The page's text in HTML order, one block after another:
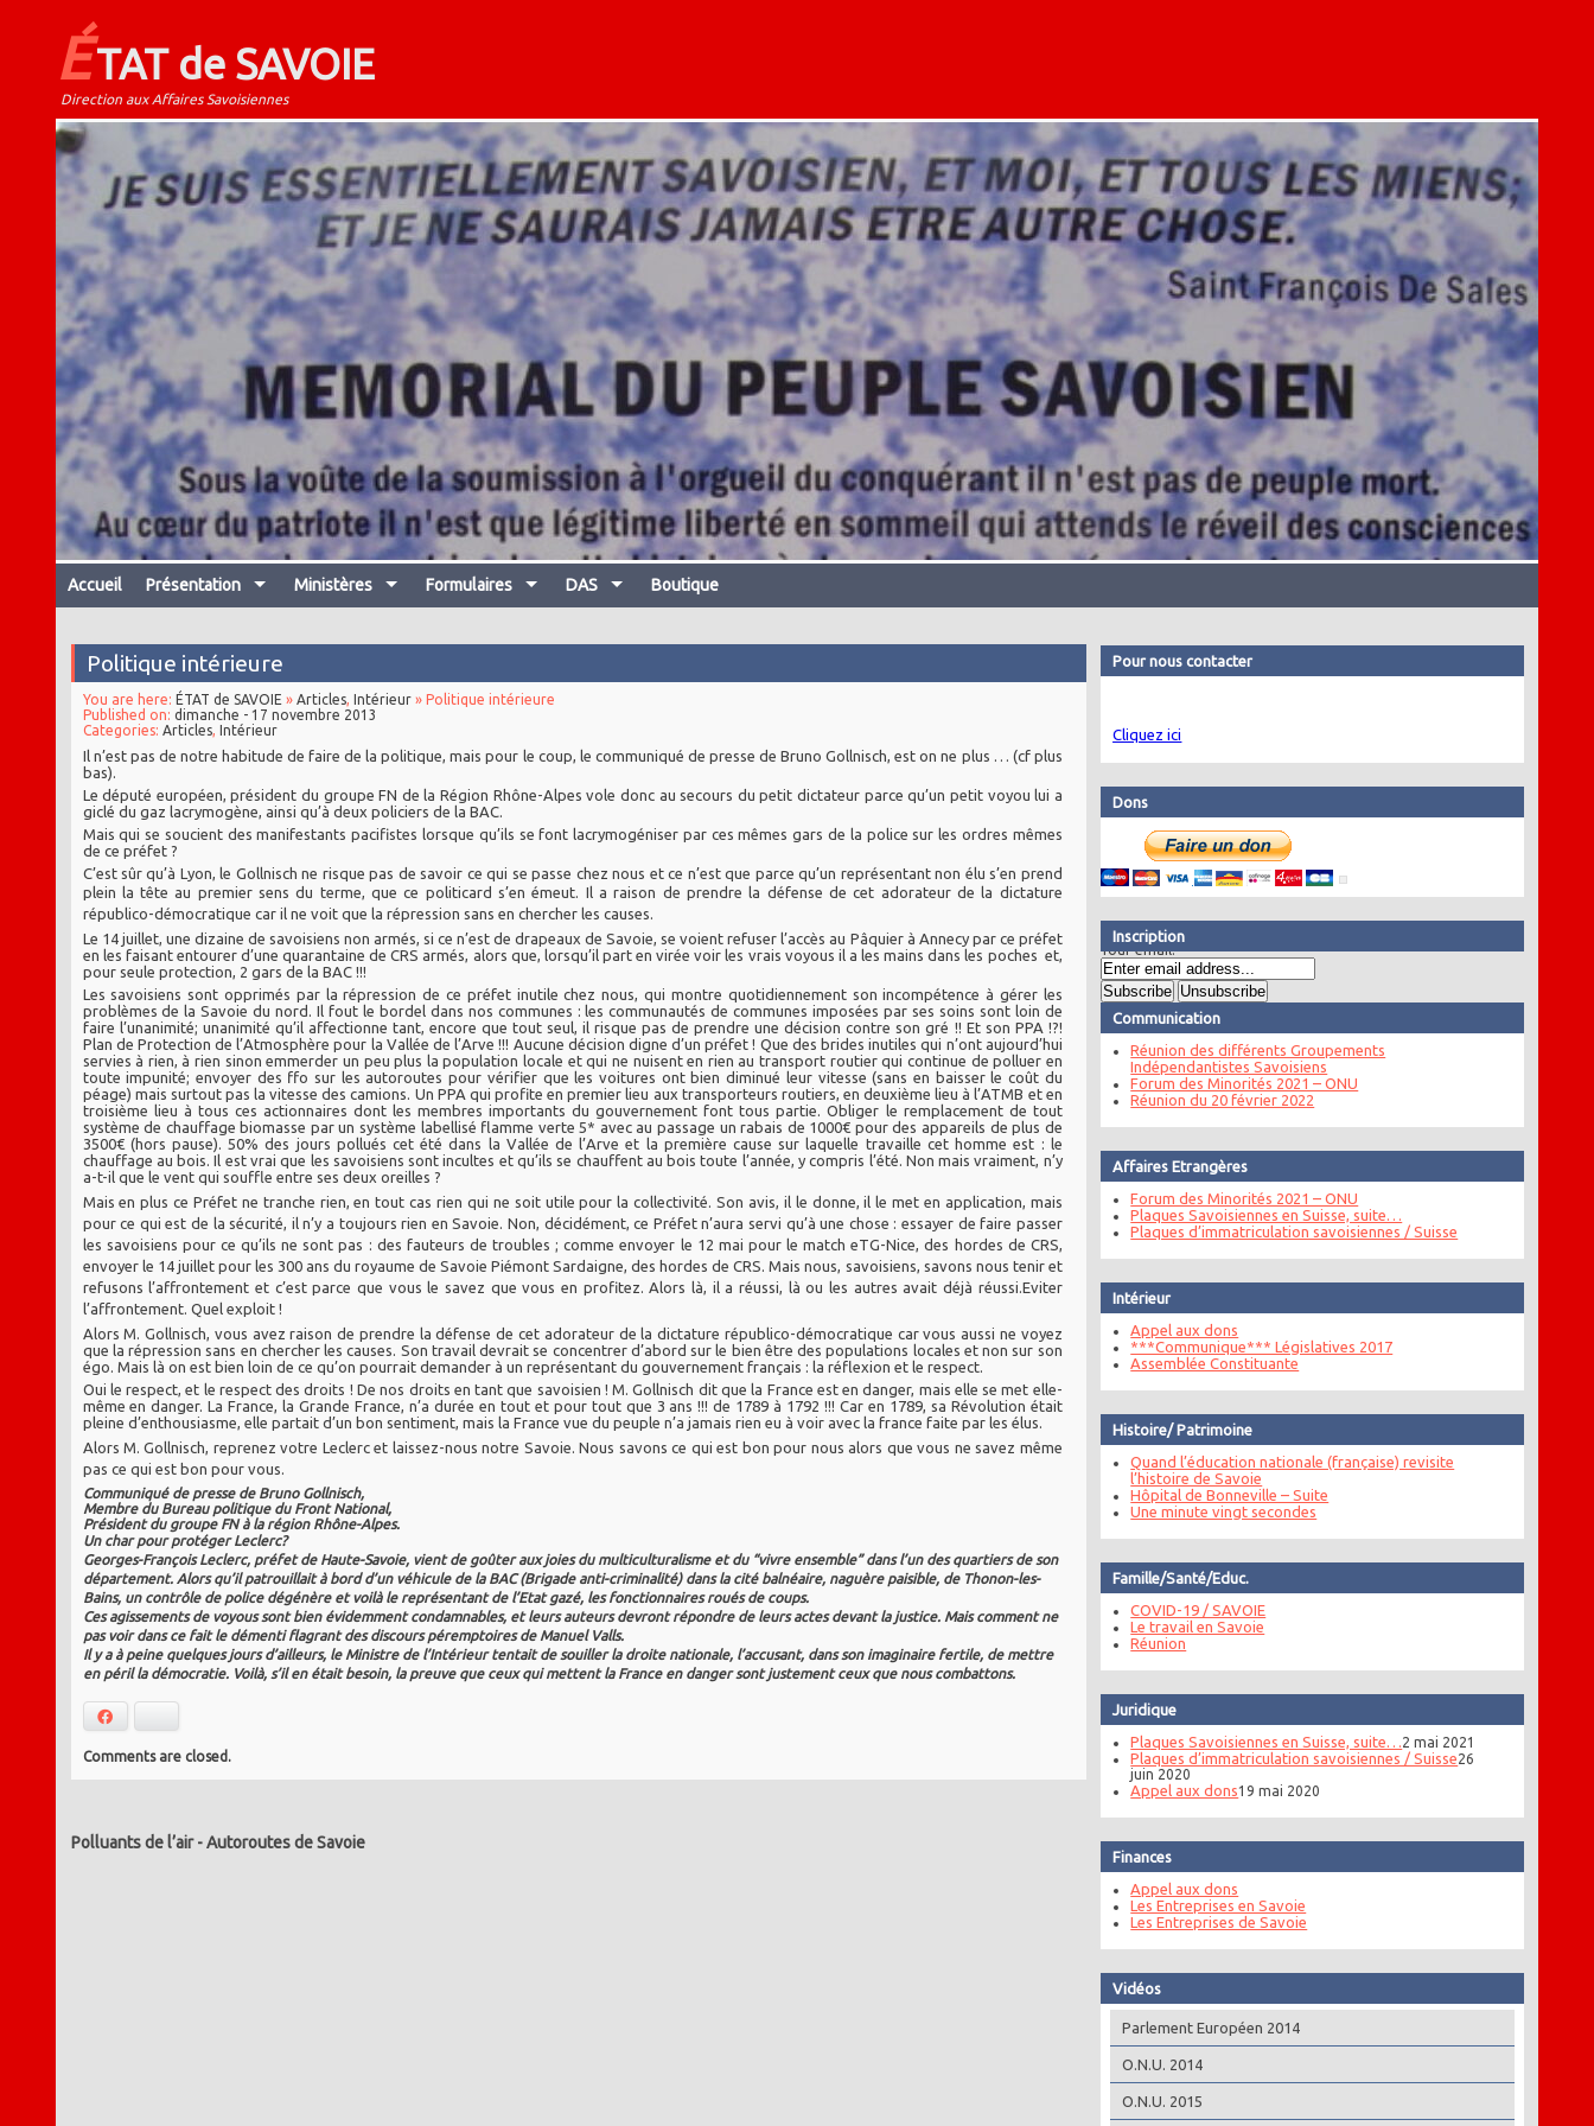
ÉTAT de SAVOIE
Direction aux Affaires Savoisiennes
Accueil Présentation Ministères Formulaires DAS Boutique
Politique intérieure
You are here: ÉTAT de SAVOIE » Articles, Intérieur» Politique intérieure
Published on: dimanche - 17 novembre 2013
Categories: Articles, Intérieur
Il n’est pas de notre habitude de faire de la politique, mais pour le coup, le communiqué de presse de Bruno Gollnisch, est on ne plus … (cf plus
bas).
Le député européen, président du groupe FN de la Région Rhône-Alpes vole donc au secours du petit dictateur parce qu’un petit voyou lui a
giclé du gaz lacrymogène, ainsi qu’à deux policiers de la BAC.
Mais qui se soucient des manifestants pacifistes lorsque qu’ils se font lacrymogéniser par ces mêmes gars de la police sur les ordres mêmes
de ce préfet ?
C’est sûr qu’à Lyon, le Gollnisch ne risque pas de savoir ce qui se passe chez nous et ce n’est que parce qu’un représentant non élu s’en prend
plein la tête au premier sens du terme, que ce politicard s’en émeut. Il a raison de prendre la défense de cet adorateur de la dictature
républico-démocratique car il ne voit que la répression sans en chercher les causes.
Le 14 juillet, une dizaine de savoisiens non armés, si ce n’est de drapeaux de Savoie, se voient refuser l’accès au Pâquier à Annecy par ce préfet
en les faisant entourer d’une quarantaine de CRS armés, alors que, lorsqu’il part en virée voir les vrais voyous il a les mains dans les poches et,
pour seule protection, 2 gars de la BAC !!!
Les savoisiens sont opprimés par la répression de ce préfet inutile chez nous, qui montre quotidiennement son incompétence à gérer les
problèmes de la Savoie du nord. Il fout le bordel dans nos communes : les communautés de communes imposées par ses soins sont loin de
faire l’unanimité; unanimité qu’il affectionne tant, encore que tout seul, il risque pas de prendre une décision contre son gré !! Et son PPA !?!
Plan de Protection de l’Atmosphère pour la Vallée de l’Arve !!! Aucune décision digne d’un préfet ! Que des brides inutiles qui n’ont aujourd’hui
servies à rien, à rien sinon emmerder un peu plus la population locale et qui ne nuisent en rien au transport routier qui continue de polluer en
toute impunité; envoyer des ffo sur les autoroutes pour vérifier que les voitures ont bien diminué leur vitesse (sans en baisser le coût du
péage) mais surtout pas la vitesse des camions. Un PPA qui profite en premier lieu aux transporteurs routiers, en deuxième lieu à l’ATMB et en
troisième lieu à tous ces actionnaires dont les membres importants du gouvernement font tous partie. Obliger le remplacement de tout
système de chauffage biomasse par un système labellisé flamme verte 5* avec au passage un rabais de 1000€ pour des appareils de plus de
3500€ (hors pause). 50% des jours pollués cet été dans la Vallée de l’Arve et la première cause sur laquelle travaille cet homme est : le
chauffage au bois. Il est vrai que les savoisiens sont incultes et qu’ils se chauffent au bois toute l’année, y compris l’été. Non mais vraiment, n’y
a-t-il que le vent qui souffle entre ses deux oreilles ?
Mais en plus ce Préfet ne tranche rien, en tout cas rien qui ne soit utile pour la collectivité. Son avis, il le donne, il le met en application, mais
pour ce qui est de la sécurité, il n’y a toujours rien en Savoie. Non, décidément, ce Préfet n’aura servi qu’à une chose : essayer de faire passer
les savoisiens pour ce qu’ils ne sont pas : des fauteurs de troubles ; comme envoyer le 12 mai pour le match eTG-Nice, des hordes de CRS,
envoyer le 14 juillet pour les 300 ans du royaume de Savoie Piémont Sardaigne, des hordes de CRS. Mais nous, savoisiens, savons nous tenir et
refusons l’affrontement et c’est parce que vous le savez que vous en profitez. Alors là, il a réussi, là ou les autres avait déjà réussi.Eviter
l’affrontement. Quel exploit !
Alors M. Gollnisch, vous avez raison de prendre la défense de cet adorateur de la dictature républico-démocratique car vous aussi ne voyez
que la répression sans en chercher les causes. Son travail devrait se concentrer d’abord sur le bien être des populations locales et non sur son
égo. Mais là on est bien loin de ce qu’on pourrait demander à un représentant du gouvernement français : la réflexion et le respect.
Oui le respect, et le respect des droits ! De nos droits en tant que savoisien ! M. Gollnisch dit que la France est en danger, mais elle se met elle-
même en danger. La France, la Grande France, n’a durée en tout et pour tout que 3 ans !!! de 1789 à 1792 !!! Car en 1789, sa Révolution était
pleine d’enthousiasme, elle partait d’un bon sentiment, mais la France vue du peuple n’a jamais rien eu à voir avec la france faite par les élus.
Alors M. Gollnisch, reprenez votre Leclerc et laissez-nous notre Savoie. Nous savons ce qui est bon pour nous alors que vous ne savez même
pas ce qui est bon pour vous.
Communiqué de presse de Bruno Gollnisch,
Membre du Bureau politique du Front National,
Président du groupe FN à la région Rhône-Alpes.
Un char pour protéger Leclerc?
Georges-François Leclerc, préfet de Haute-Savoie, vient de goûter aux joies du multiculturalisme et du “vivre ensemble” dans l’un des quartiers de son
département. Alors qu’il patrouillait à bord d’un véhicule de la BAC (Brigade anti-criminalité) dans la cité balnéaire, naguère paisible, de Thonon-les-
Bains, un contrôle de police dégénère et voilà le représentant de l’Etat gazé, les fonctionnaires roués de coups.
Ces agissements de voyous sont bien évidemment condamnables, et leurs auteurs devront répondre de leurs actes devant la justice. Mais comment ne
pas voir dans ce fait le démenti flagrant des discours péremptoires de Manuel Valls.
Il y a à peine quelques jours d’ailleurs, le Ministre de l’Intérieur tentait de souiller la droite nationale, l’accusant, dans son imaginaire fertile, de mettre
en péril la démocratie. Voilà, s’il en était besoin, la preuve que ceux qui mettent la France en danger sont justement ceux que nous combattons.
Comments are closed.
Polluants de l’air-Autoroutes de Savoie
Pour nous contacter
Cliquez ici
Dons
Inscription
Your email:
Communication
Réunion des différents Groupements
Indépendantistes Savoisiens
Forum des Minorités 2021 – ONU
Réunion du 20 février 2022
Affaires Etrangères
Forum des Minorités 2021 – ONU
Plaques Savoisiennes en Suisse, suite…
Plaques d’immatriculation savoisiennes / Suisse
Intérieur
Appel aux dons
***Communique*** Législatives 2017
Assemblée Constituante
Histoire/ Patrimoine
Quand l’éducation nationale (française) revisite
l’histoire de Savoie
Hôpital de Bonneville – Suite
Une minute vingt secondes
Famille/Santé/Educ.
COVID-19 / SAVOIE
Le travail en Savoie
Réunion
Juridique
Plaques Savoisiennes en Suisse, suite… 2 mai 2021
Plaques d’immatriculation savoisiennes / Suisse26
juin 2020
Appel aux dons19 mai 2020
Finances
Appel aux dons
Les Entreprises en Savoie
Les Entreprises de Savoie
Vidéos
Parlement Européen 2014
O.N.U. 2014
O.N.U. 2015